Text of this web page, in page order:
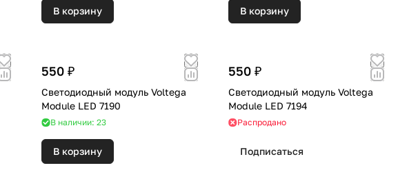
В корзину В корзину
550 ₽
Светодиодный модуль Voltega
Module LED 7190
В наличии: 23
В корзину
550 ₽
Светодиодный модуль Voltega
Module LED 7194
Распродано
Подписаться